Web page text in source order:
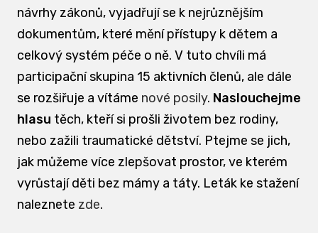
návrhy zákonů, vyjadřují se k nejrůznějším
dokumentům, které mění přístupy k dětem a
celkový systém péče o ně. V tuto chvíli má
participační skupina 15 aktivních členů, ale dále
se rozšiřuje a vítáme nové posily. Naslouchejme
hlasu těch, kteří si prošli životem bez rodiny,
nebo zažili traumatické dětství. Ptejme se jich,
jak můžeme více zlepšovat prostor, ve kterém
vyrůstají děti bez mámy a táty. Leták ke stažení
naleznete zde.